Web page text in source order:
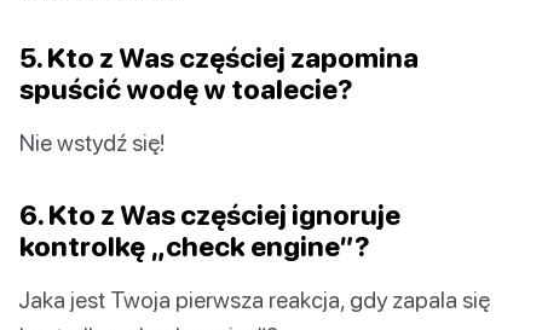
5. Kto z Was częściej zapomina
spuścić wodę w toalecie?
Nie wstydź się!
6. Kto z Was częściej ignoruje
kontrolkę „check engine”?
Jaka jest Twoja pierwsza reakcja, gdy zapala się